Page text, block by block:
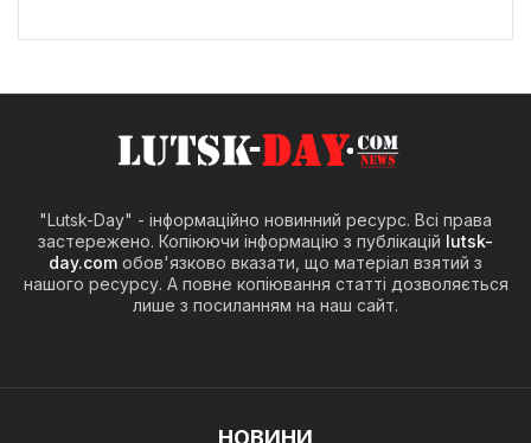
"Lutsk-Day" - інформаційно новинний ресурс. Всі права
застережено. Копіюючи інформацію з публікацій lutsk-
day.com обов'язково вказати, що матеріал взятий з
нашого ресурсу. А повне копіювання статті дозволяється
лише з посиланням на наш сайт.
НОВИНИ